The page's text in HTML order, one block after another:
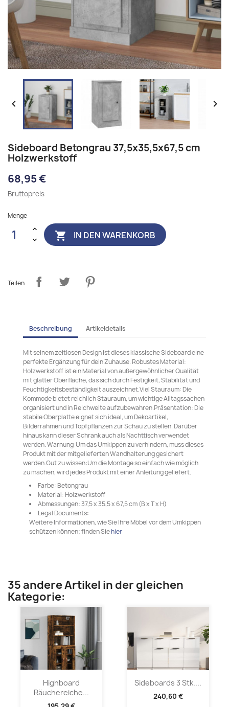
 
Sideboard Betongrau 37,5x35,5x67,5 cm
Holzwerkstoff
68,95 €
Bruttopreis
Menge
 IN DEN WARENKORB
Teilen
Beschreibung Artikeldetails
Mit seinem zeitlosen Design ist dieses klassische Sideboard eine
perfekte Ergänzung für dein Zuhause. Robustes Material:
Holzwerkstoff ist ein Material von außergewöhnlicher Qualität
mit glatter Oberfläche, das sich durch Festigkeit, Stabilität und
Feuchtigkeitsbeständigkeit auszeichnet.Viel Stauraum: Die
Kommode bietet reichlich Stauraum, um wichtige Alltagssachen
organisiert und in Reichweite aufzubewahren.Präsentation: Die
stabile Oberplatte eignet sich ideal, um Dekoartikel,
Bilderrahmen und Topfpflanzen zur Schau zu stellen. Darüber
hinaus kann dieser Schrank auch als Nachttisch verwendet
werden. Warnung:Um das Umkippen zu verhindern, muss dieses
Produkt mit der mitgelieferten Wandhalterung gesichert
werden.Gut zu wissen:Um die Montage so einfach wie möglich
zu machen, wird jedes Produkt mit einer Anleitung geliefert.
Farbe: Betongrau
Material: Holzwerkstoff
Abmessungen: 37,5 x 35,5 x 67,5 cm (B x T x H)
Legal Documents:
Weitere Informationen, wie Sie Ihre Möbel vor dem Umkippen
schützen können; finden Siehier
35 andere Artikel in der gleichen
Kategorie:
Highboard
Räuchereiche...
Sideboards 3 Stk....
240,60 €